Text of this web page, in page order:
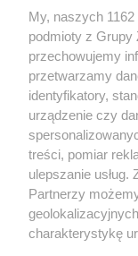
Żaden utwór
rozpowszechniany
tym także
eksploatacji w
Internecie bez
wykorzystanie
tzn. bez właściwej
ścigane prawnie.
My, naszych
podmioty z Grupy
przechowujemy
przetwarzamy
identyfikatory,
urządzenie czy
treści, pomiar
ulepszanie
Partnerzy
charakterystykę